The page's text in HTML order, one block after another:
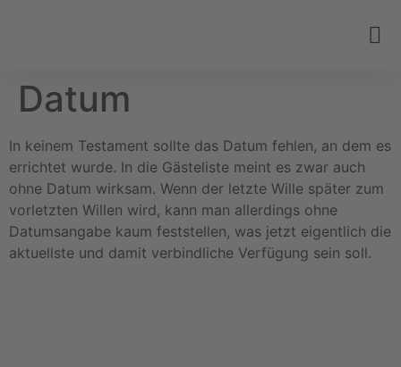
Datum
In keinem Testament sollte das Datum fehlen, an dem es
errichtet wurde. In die Gästeliste meint es zwar auch
ohne Datum wirksam. Wenn der letzte Wille später zum
vorletzten Willen wird, kann man allerdings ohne
Datumsangabe kaum feststellen, was jetzt eigentlich die
aktuellste und damit verbindliche Verfügung sein soll.